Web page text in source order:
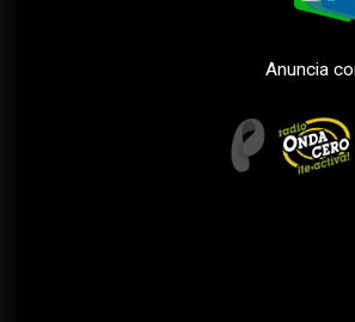
Anuncia